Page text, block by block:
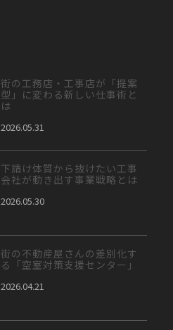
街の工務店・工事店が「提案
型」に変わる新しい仕事術と
は
2026.05.31
下請け体質から抜けたい工事
会社が動き出す事業戦略とは
2026.05.30
街の不動産屋さんの差別化す
る「空室対策支援センター」
2026.04.21